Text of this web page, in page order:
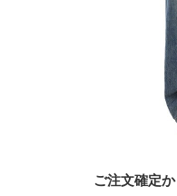
ご注文確定